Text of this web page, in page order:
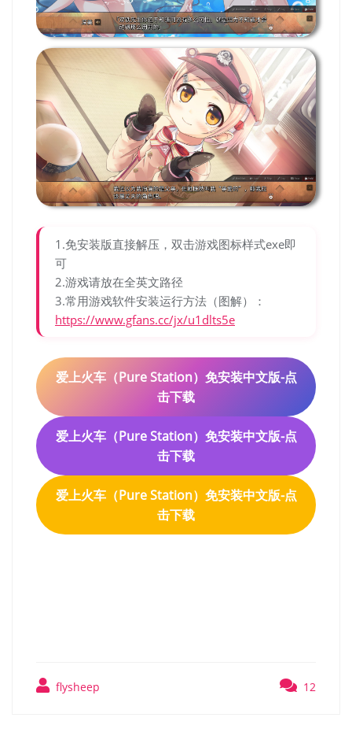
1.免安装版直接解压，双击游戏图标样式exe即
可
2.游戏请放在全英文路径
3.常用游戏软件安装运行方法（图解）：
https://www.gfans.cc/jx/u1dlts5e
爱上火车（Pure Station）免安装中文版-点
击下载
爱上火车（Pure Station）免安装中文版-点
击下载
爱上火车（Pure Station）免安装中文版-点
击下载
flysheep 12